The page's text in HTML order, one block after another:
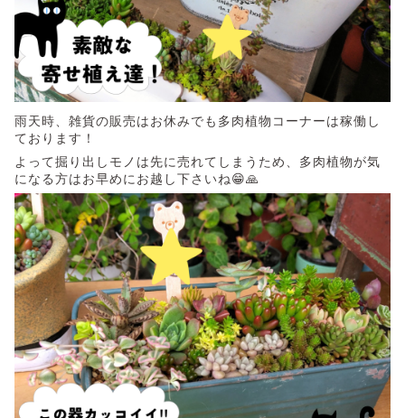
雨天時、雑貨の販売はお休みでも多肉植物コーナーは稼働し
ております！
よって掘り出しモノは先に売れてしまうため、多肉植物が気
になる方はお早めにお越し下さいね😁🙏